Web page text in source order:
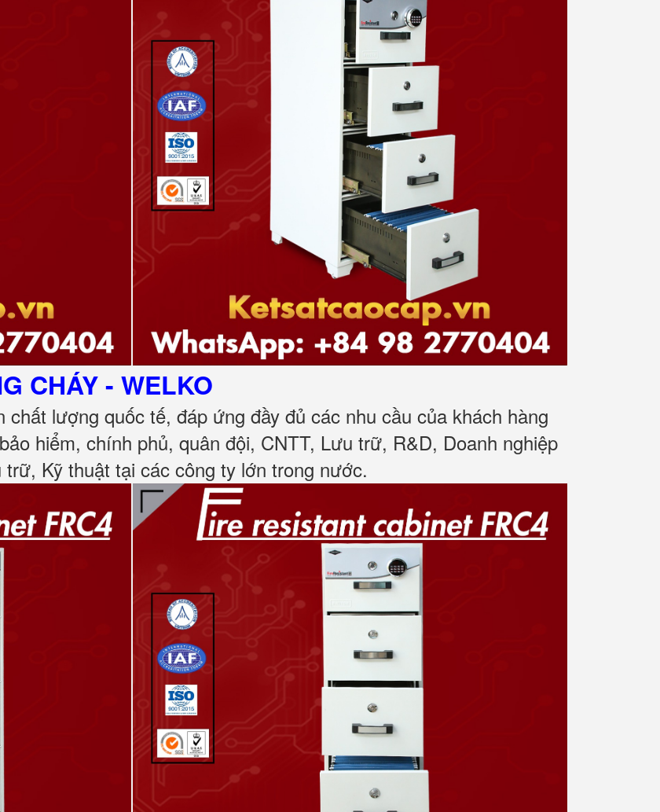
CHÁY- WELKO
lượng quốc tế, đáp ứng đầy đủ các nhu cầu của khách hàng
hiểm, chính phủ, quân đội, CNTT, Lưu trữ, R&D, Doanh nghiệp
Kỹ thuật tại các công ty lớn trong nước.